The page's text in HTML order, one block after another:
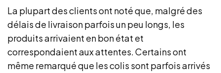
La plupart des clients ont noté que, malgré des
délais de livraison parfois un peu longs, les
produits arrivaient en bon état et
correspondaient aux attentes. Certains ont
même remarqué que les colis sont parfois arrivés